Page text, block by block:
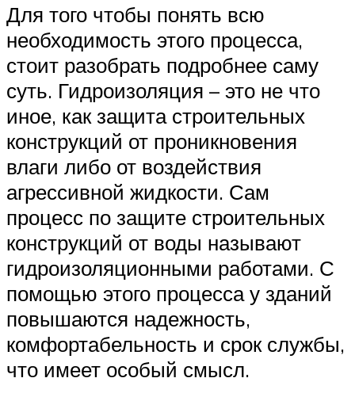
Для того чтобы понять всю
необходимость этого процесса,
стоит разобрать подробнее саму
суть. Гидроизоляция – это не что
иное, как защита строительных
конструкций от проникновения
влаги либо от воздействия
агрессивной жидкости. Сам
процесс по защите строительных
конструкций от воды называют
гидроизоляционными работами. С
помощью этого процесса у зданий
повышаются надежность,
комфортабельность и срок службы,
что имеет особый смысл.